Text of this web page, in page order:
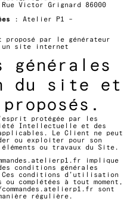
Victor Grignard 86000
: Atelier P1 –
proposé par le générateur
un site internet
générales
du site et
protégée par les
Intellectuelle et des
Le Client ne peut
ou exploiter pour son
ou travaux du Site.
implique
conditions générales
conditions d’utilisation
complétées à tout moment,
sont
régulière.